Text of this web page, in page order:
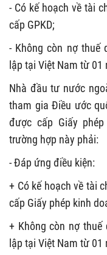
- Có kế hoạch về tài
cấp GPKD;
- Không còn nợ thuế
lập tại Việt Nam từ 01
Nhà đầu tư nước
tham gia Điều ước
được cấp Giấy
trường hợp này phải:
- Đáp ứng điều kiện:
+ Có kế hoạch về tài
cấp Giấy phép kinh
+ Không còn nợ
lập tại Việt Nam từ 01